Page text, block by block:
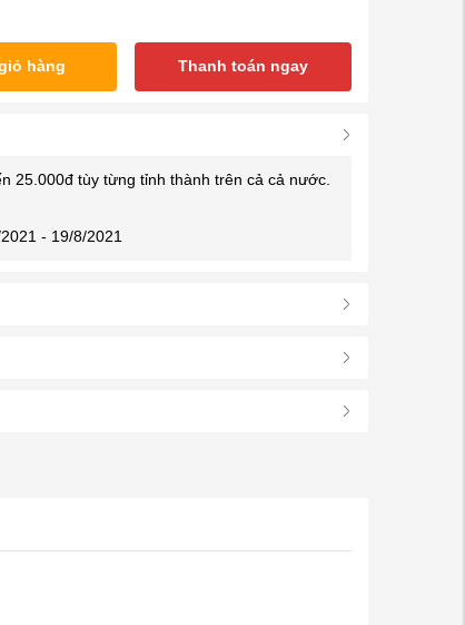
hàng Thanh toán ngay
25.000đ tùy từng tỉnh thành trên cả cả nước.
- 19/8/2021